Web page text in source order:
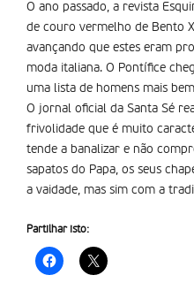
O ano passado, a revista
de couro vermelho de Bento
avançando que estes eram
moda italiana. O Pontífice
uma lista de homens mais
O jornal oficial da Santa Sé
frivolidade que é muito
tende a banalizar e não
sapatos do Papa, os seus
a vaidade, mas sim com a
Partilhar isto: